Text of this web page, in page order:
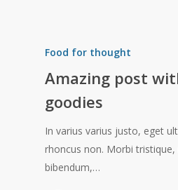
Food for thought
Amazing post
goodies
In varius varius justo, eget
rhoncus non. Morbi
bibendum,…